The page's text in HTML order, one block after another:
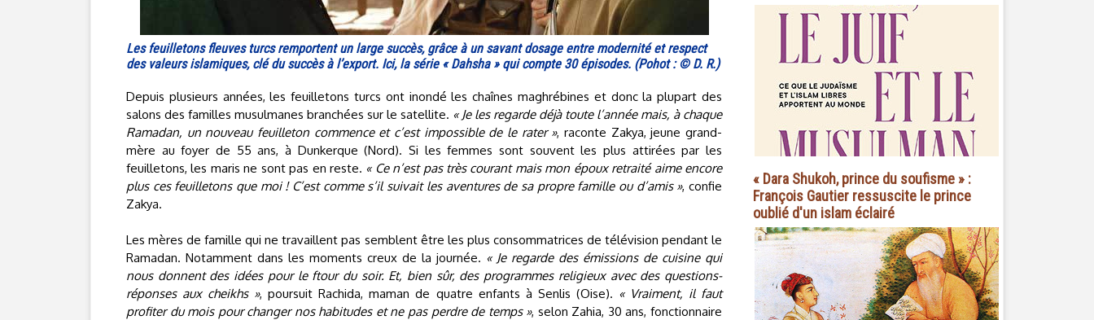
Les feuilletons fleuves turcs remportent un large succès, grâce à un savant dosage entre modernité et respect
des valeurs islamiques, clé du succès à l’export. Ici, la série « Dahsha » qui compte 30 épisodes. (Pohot : © D. R.)
Depuis plusieurs années, les feuilletons turcs ont inondé les chaînes maghrébines et donc la plupart des
salons des familles musulmanes branchées sur le satellite. « Je les regarde déjà toute l’année mais, à chaque
Ramadan, un nouveau feuilleton commence et c’est impossible de le rater », raconte Zakya, jeune grand-
mère au foyer de 55 ans, à Dunkerque (Nord). Si les femmes sont souvent les plus attirées par les
feuilletons, les maris ne sont pas en reste. « Ce n’est pas très courant mais mon époux retraité aime encore
plus ces feuilletons que moi ! C’est comme s’il suivait les aventures de sa propre famille ou d’amis », confie
Zakya.
Les mères de famille qui ne travaillent pas semblent être les plus consommatrices de télévision pendant le
Ramadan. Notamment dans les moments creux de la journée. « Je regarde des émissions de cuisine qui
nous donnent des idées pour le ftour du soir. Et, bien sûr, des programmes religieux avec des questions-
réponses aux cheikhs », poursuit Rachida, maman de quatre enfants à Senlis (Oise). « Vraiment, il faut
profiter du mois pour changer nos habitudes et ne pas perdre de temps », selon Zahia, 30 ans, fonctionnaire
« Dara Shukoh, prince du soufisme » :
François Gautier ressuscite le prince
oublié d'un islam éclairé